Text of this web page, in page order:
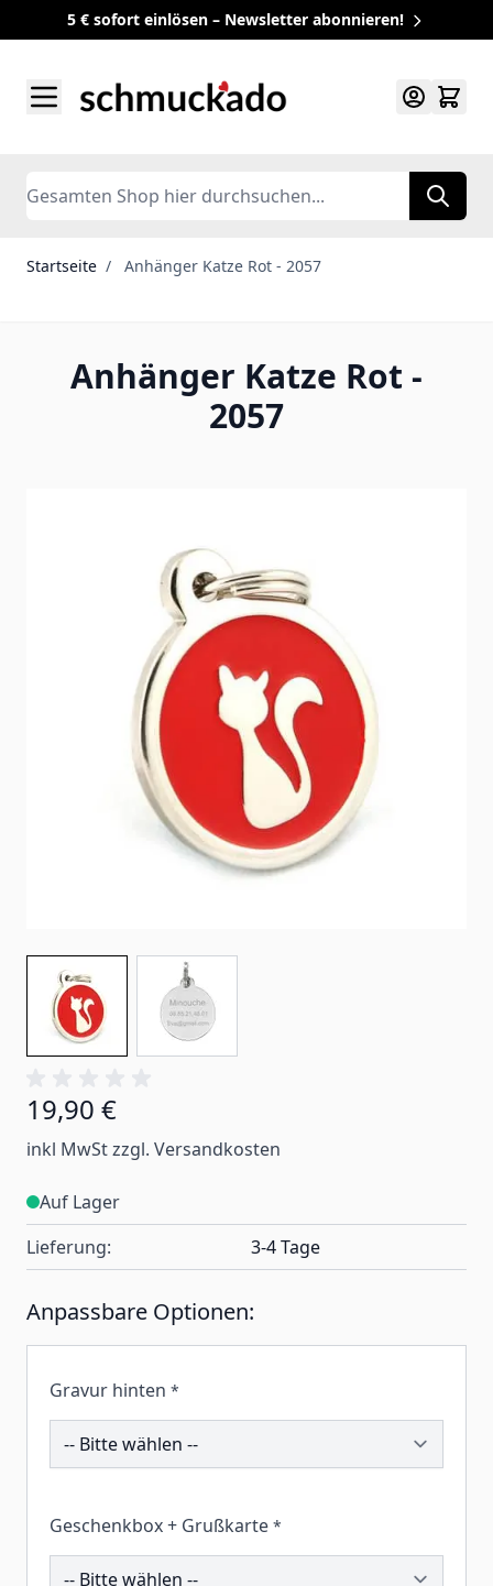
5 € sofort einlösen – Newsletter abonnieren!
Search
Startseite / Anhänger Katze Rot - 2057
Anhänger Katze Rot -
2057
19,90 €
inkl MwSt zzgl. Versandkosten
Auf Lager
Lieferung:
3-4 Tage
Anpassbare Optionen:
Gravur hinten *
192153
Geschenkbox + Grußkarte *
259528